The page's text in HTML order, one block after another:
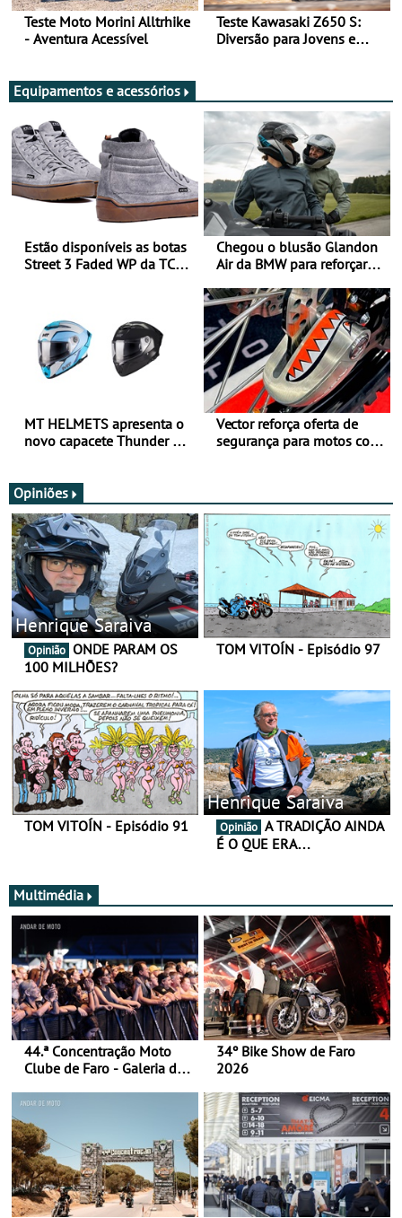
Teste Moto Morini Alltrhike
- Aventura Acessível
Teste Kawasaki Z650 S:
Diversão para Jovens e
Equipamentos e acessórios
Estão disponíveis as botas
Street 3 Faded WP da TCX
Chegou o blusão Glandon
Air da BMW para reforçar
verão
MT HELMETS apresenta o
novo capacete Thunder 4 R
Vector reforça oferta de
segurança para motos com
Opiniões
Henrique Saraiva
Opinião
100 MILHÕES?
TOM VITOÍN - Episódio 97
TOM VITOÍN - Episódio 91
Henrique Saraiva
Opinião
É O QUE ERA…
Multimédia
44.ª Concentração Moto
Clube de Faro - Galeria de
34º Bike Show de Faro
2026